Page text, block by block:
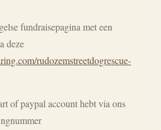
fundraisepagina met een
deze
rudozemstreetdogrescue-
of paypal account hebt via ons